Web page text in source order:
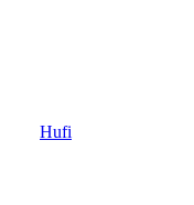
Hufi